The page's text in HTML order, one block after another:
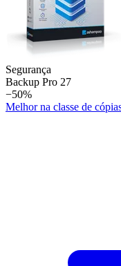
Segurança
Backup Pro 27
−50%
Melhor na classe de